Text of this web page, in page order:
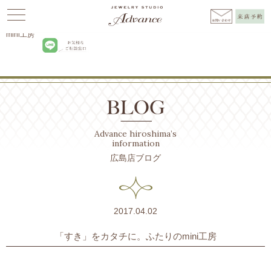
ふたりのmini工房>「すき」をカタチに。ふたりの
mini工房
Advance hiroshima’s
information
広島店ブログ
2017.04.02
「すき」をカタチに。ふたりのmini工房